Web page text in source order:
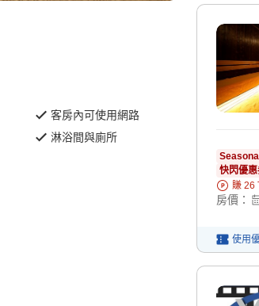
客房內可使用網路
淋浴間與廁所
快閃優
賺 26
房價：
使用